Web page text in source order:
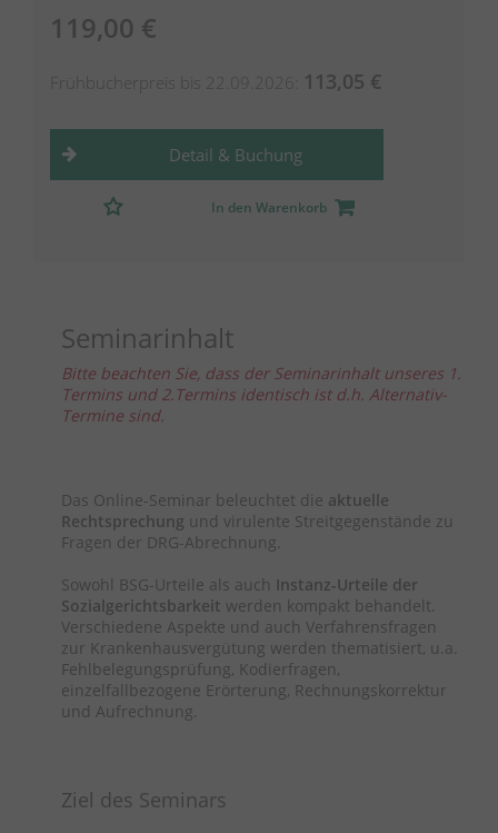
119,00 €
Frühbucherpreis bis 22.09.2026: 113,05 €
Detail & Buchung
In den Warenkorb
Seminarinhalt
Bitte beachten Sie, dass der Seminarinhalt unseres 1.
Termins und 2.Termins identisch ist d.h. Alternativ-
Termine sind.
Das Online-Seminar beleuchtet die aktuelle
Rechtsprechung und virulente Streitgegenstände zu
Fragen der DRG-Abrechnung.
Sowohl BSG-Urteile als auch Instanz-Urteile der
Sozialgerichtsbarkeit werden kompakt behandelt.
Verschiedene Aspekte und auch Verfahrensfragen
zur Krankenhausvergütung werden thematisiert, u.a.
Fehlbelegungsprüfung, Kodierfragen,
einzelfallbezogene Erörterung, Rechnungskorrektur
und Aufrechnung.
Ziel des Seminars